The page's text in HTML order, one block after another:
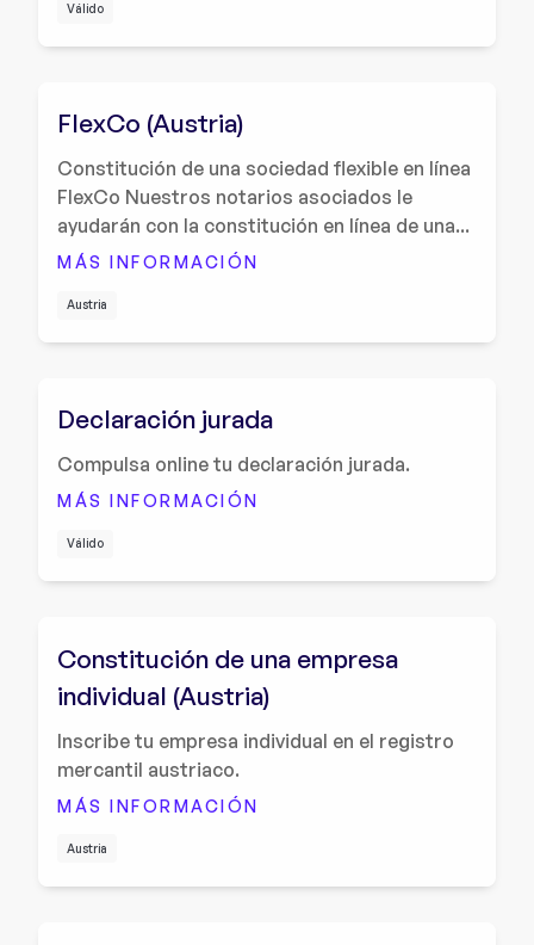
Válido
Austria
FlexCo (Austria)
Constitución de una sociedad flexible en línea
FlexCo Nuestros notarios asociados le
ayudarán con la constitución en línea de una...
MÁS INFORMACIÓN
Válido
Declaración jurada
Compulsa online tu declaración jurada.
MÁS INFORMACIÓN
Austria
Constitución de una empresa
individual (Austria)
Inscribe tu empresa individual en el registro
mercantil austriaco.
MÁS INFORMACIÓN